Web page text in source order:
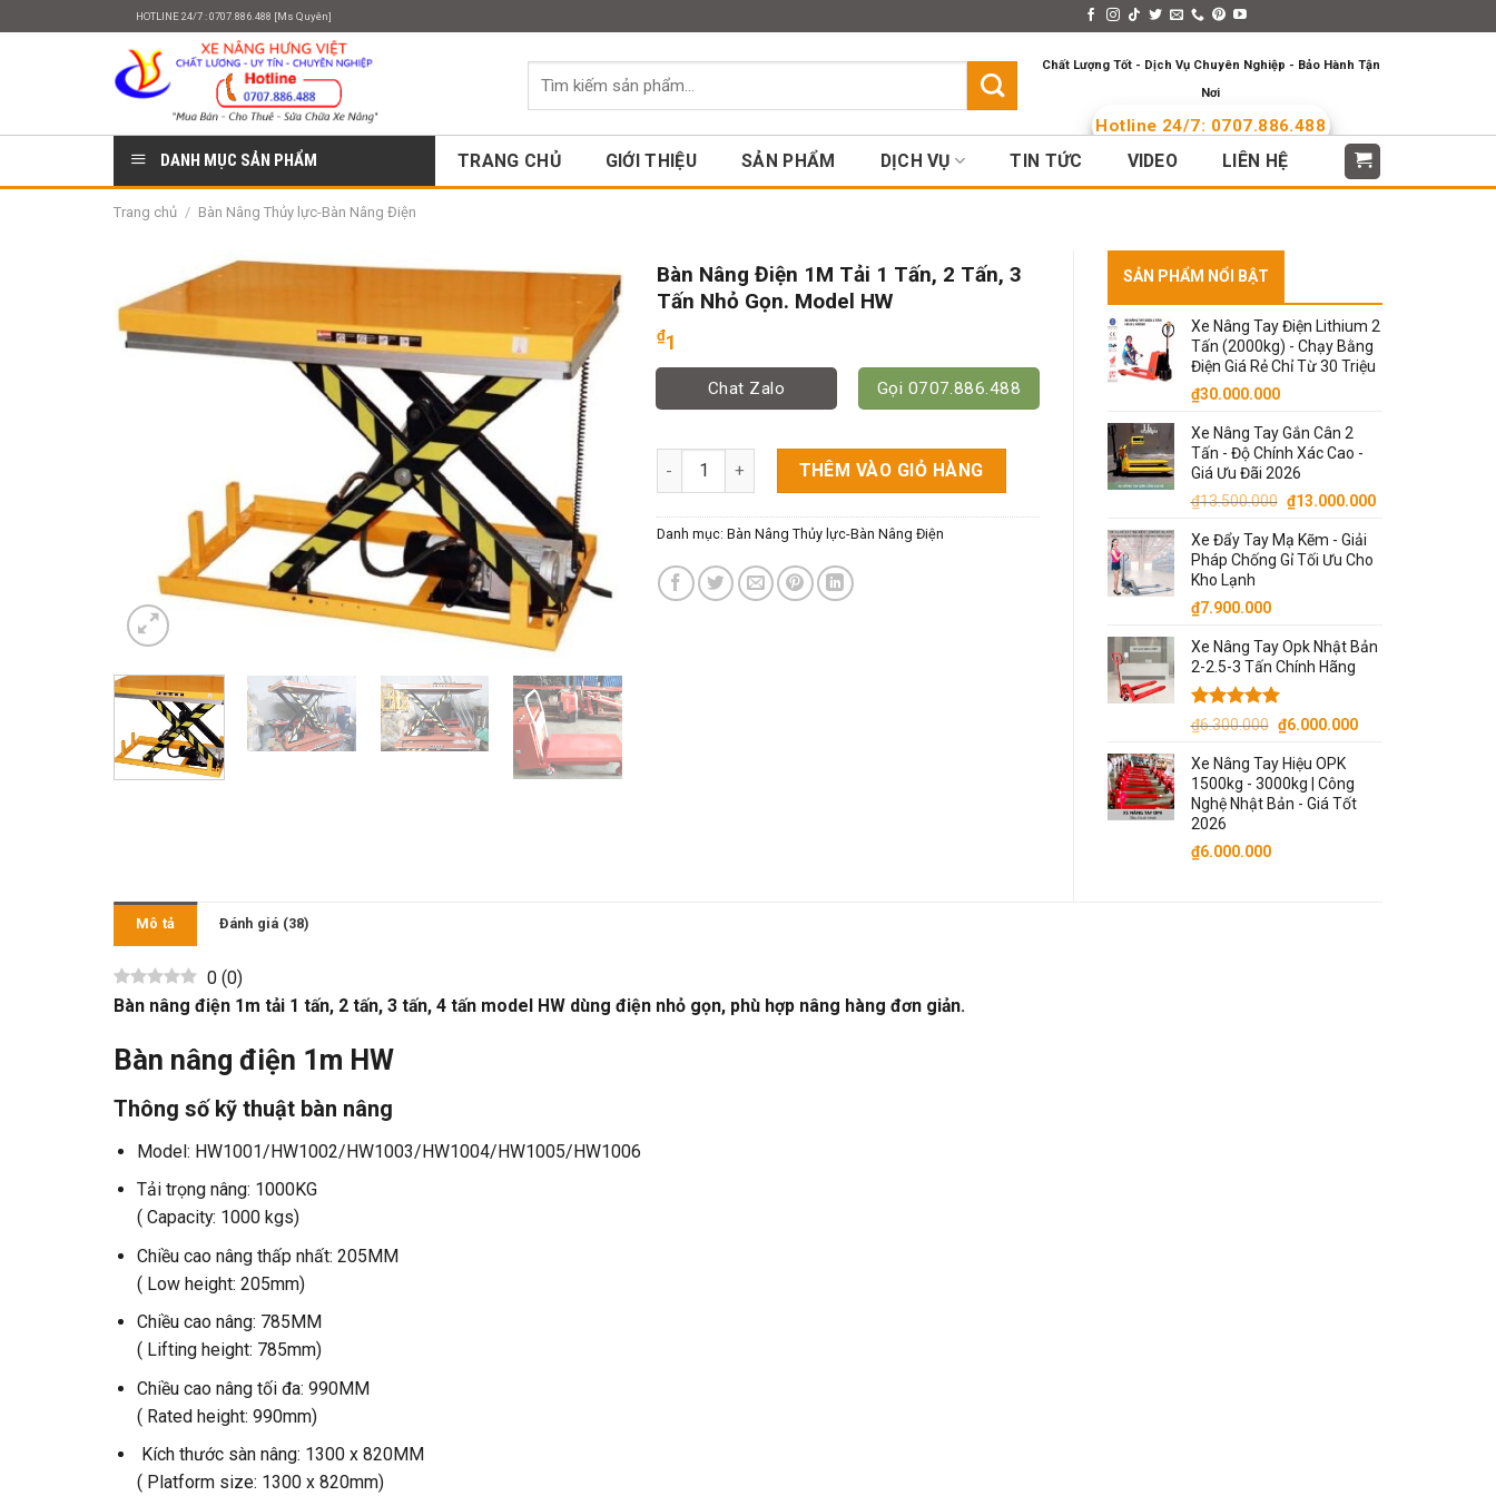
HOTLINE 24/7 : 0707.886.488 [Ms Quyên]
Tìm
Chất Lượng Tốt - Dịch Vụ Chuyên Nghiệp - Bảo Hành Tận
Nơi
Hotline 24/7: 0707.886.488
DANH MỤC SẢN PHẨM
TRANG CHỦ GIỚI THIỆU SẢN PHẨM DỊCH VỤ TIN TỨC VIDEO LIÊN HỆ
Trang chủ / Bàn Nâng Thủy lực-Bàn Nâng Điện
Bàn Nâng Điện 1M Tải 1 Tấn, 2 Tấn, 3
Tấn Nhỏ Gọn. Model HW
₫1
Chat Zalo Gọi 0707.886.488
Bàn Nâng Điện 1M Tải 1 Tấn, 2 Tấn, 3 Tấn Nhỏ Gọn. Model HW số lượng
THÊM VÀO GIỎ HÀNG
Danh mục: Bàn Nâng Thủy lực-Bàn Nâng Điện
SẢN PHẨM NỔI BẬT
Xe Nâng Tay Điện Lithium 2
Tấn (2000kg) - Chạy Bằng
Điện Giá Rẻ Chỉ Từ 30 Triệu
₫30.000.000
Xe Nâng Tay Gắn Cân 2
Tấn - Độ Chính Xác Cao -
Giá Ưu Đãi 2026
₫13.500.000 Giá
là:
₫13.500.000.
₫13.000.000Giá
Xe Đẩy Tay Mạ Kẽm - Giải
Pháp Chống Gỉ Tối Ưu Cho
Kho Lạnh
₫7.900.000
Xe Nâng Tay Opk Nhật Bản
2-2.5-3 Tấn Chính Hãng
Được xếp
5 sao
₫6.300.000 Giá
là:
₫6.300.000.
₫6.000.000Giá
₫6.000.000.
Xe Nâng Tay Hiệu OPK
1500kg - 3000kg | Công
Nghệ Nhật Bản - Giá Tốt
2026
₫6.000.000
Mô tả Đánh giá (38)
0 (0)
Bàn nâng điện 1m tải 1 tấn, 2 tấn, 3 tấn, 4 tấn model HW dùng điện nhỏ gọn, phù hợp nâng hàng đơn giản.
Bàn nâng điện 1m HW
Thông số kỹ thuật bàn nâng
Model: HW1001/HW1002/HW1003/HW1004/HW1005/HW1006
Tải trọng nâng: 1000KG
( Capacity: 1000 kgs)
Chiều cao nâng thấp nhất: 205MM
( Low height: 205mm)
Chiều cao nâng: 785MM
( Lifting height: 785mm)
Chiều cao nâng tối đa: 990MM
( Rated height: 990mm)
Kích thước sàn nâng: 1300 x 820MM
( Platform size: 1300 x 820mm)